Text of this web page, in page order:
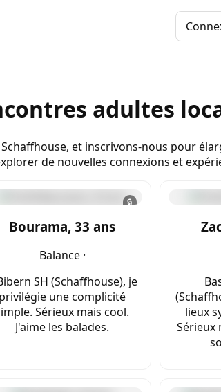
adultes
et inscrivons-nous pour
de nouvelles connexions et
🔒
Bourama, 33 ans
Balance ·
SH (Schaffhouse), je
privilégie une complicité
Sérieux mais cool.
J'aime les balades.
lieux
Sérieux